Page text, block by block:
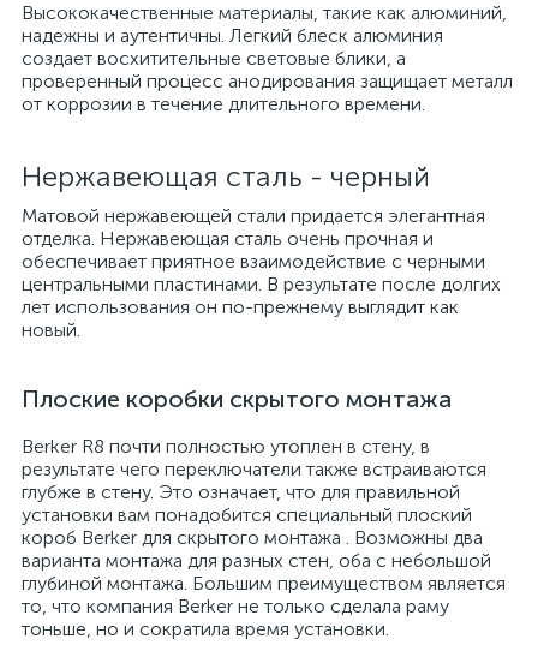
Высококачественные материалы, такие как алюминий,
надежны и аутентичны. Легкий блеск алюминия
создает восхитительные световые блики, а
проверенный процесс анодирования защищает металл
от коррозии в течение длительного времени.
Нержавеющая сталь - черный
Матовой нержавеющей стали придается элегантная
отделка. Нержавеющая сталь очень прочная и
обеспечивает приятное взаимодействие с черными
центральными пластинами. В результате после долгих
лет использования он по-прежнему выглядит как
новый.
Плоские коробки скрытого монтажа
Berker R8 почти полностью утоплен в стену, в
результате чего переключатели также встраиваются
глубже в стену. Это означает, что для правильной
установки вам понадобится специальный плоский
короб Berker для скрытого монтажа . Возможны два
варианта монтажа для разных стен, оба с небольшой
глубиной монтажа. Большим преимуществом является
то, что компания Berker не только сделала раму
тоньше, но и сократила время установки.